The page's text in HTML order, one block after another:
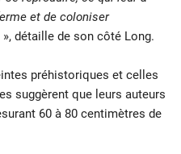
et de coloniser
», détaille de son côté Long.
préhistoriques et celles
suggèrent que leurs auteurs
60 à 80 centimètres de